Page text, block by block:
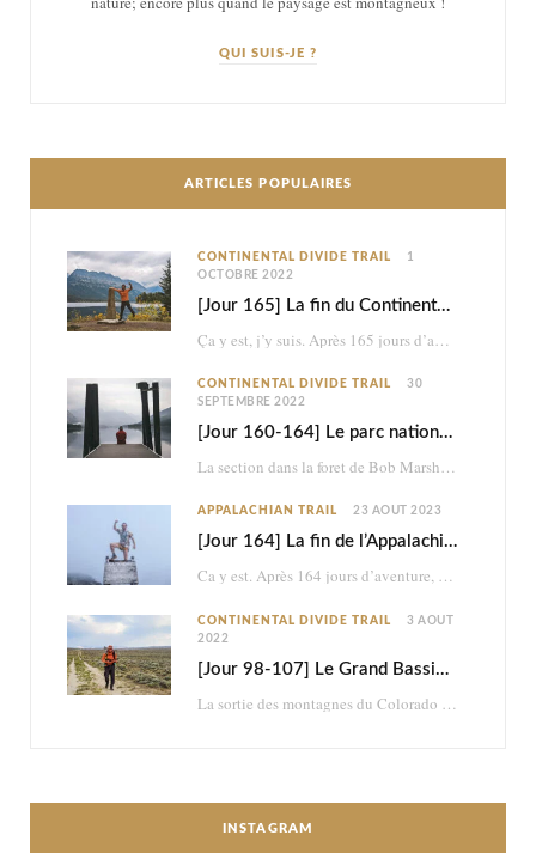
QUI SUIS-JE ?
ARTICLES POPULAIRES
CONTINENTAL DIVIDE TRAIL
1
OCTOBRE 2022
[Jour 165] La fin du Continental Divide Trail
Ça y est, j’y suis. Après 165 jours d’aventure et 2870km à pied, je touche…
CONTINENTAL DIVIDE TRAIL
30
SEPTEMBRE 2022
[Jour 160-164] Le parc national des Glaciers
La section dans la foret de Bob Marshall était très belle, mais ce n’était à…
APPALACHIAN TRAIL 23 AOÛT 2023
[Jour 164] La fin de l’Appalachian Trail
Ca y est. Après 164 jours d’aventure, je termine les 2198,4 miles (3517km) de l’Appalachian…
CONTINENTAL DIVIDE TRAIL
3 AOÛT
2022
[Jour 98-107] Le Grand Bassin : brutal et psychédélique retour dans le désert
La sortie des montagnes du Colorado me mène dans le désert du Wyoming. En à…
INSTAGRAM